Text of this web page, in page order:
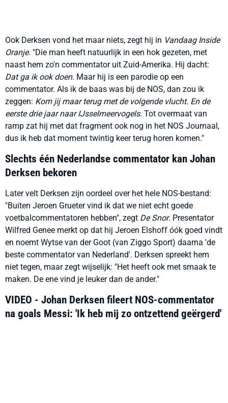
Ook Derksen vond het maar niets, zegt hij in Vandaag Inside
Oranje. "Die man heeft natuurlijk in een hok gezeten, met
naast hem zo'n commentator uit Zuid-Amerika. Hij dacht:
Dat ga ik ook doen. Maar hij is een parodie op een
commentator. Als ik de baas was bij de NOS, dan zou ik
zeggen: Kom jij maar terug met de volgende vlucht. En de
eerste drie jaar naar IJsselmeervogels. Tot overmaat van
ramp zat hij met dat fragment ook nog in het NOS Journaal,
dus ik heb dat moment twintig keer terug horen komen."
Slechts één Nederlandse commentator kan Johan
Derksen bekoren
Later velt Derksen zijn oordeel over het hele NOS-bestand:
"Buiten Jeroen Grueter vind ik dat we niet echt goede
voetbalcommentatoren hebben", zegt De Snor. Presentator
Wilfred Genee merkt op dat hij Jeroen Elshoff óók goed vindt
en noemt Wytse van der Goot (van Ziggo Sport) daarna 'de
beste commentator van Nederland'. Derksen spreekt hem
niet tegen, maar zegt wijselijk: "Het heeft ook met smaak te
maken. De ene vind je leuker dan de ander."
VIDEO - Johan Derksen fileert NOS-commentator
na goals Messi: 'Ik heb mij zo ontzettend geërgerd'